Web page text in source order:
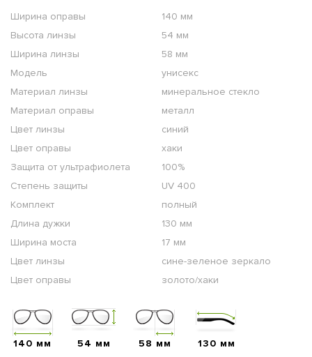
Ширина оправы
140 мм
Высота линзы
54 мм
Ширина линзы
58 мм
Модель
унисекс
Материал линзы
минеральное стекло
Материал оправы
металл
Цвет линзы
синий
Цвет оправы
хаки
Защита от ультрафиолета
100%
Степень защиты
UV 400
Комплект
полный
Длина дужки
130 мм
Ширина моста
17 мм
Цвет линзы
сине-зеленое зеркало
Цвет оправы
золото/хаки
140 мм 54 мм 58 мм 130 мм